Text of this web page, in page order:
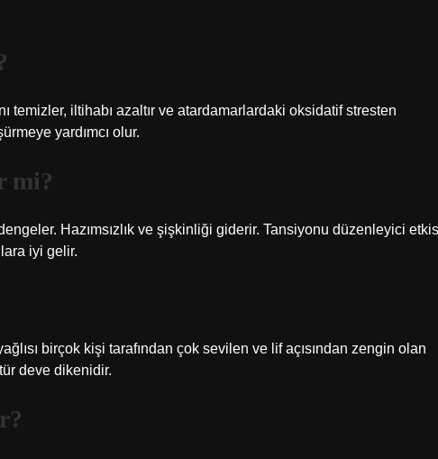
temizler, iltihabı azaltır ve atardamarlardaki oksidatif stresten
yardımcı olur.
mi?
Hazımsızlık ve şişkinliği giderir. Tansiyonu düzenleyici
iyi gelir.
birçok kişi tarafından çok sevilen ve lif açısından zengin olan
deve dikenidir.